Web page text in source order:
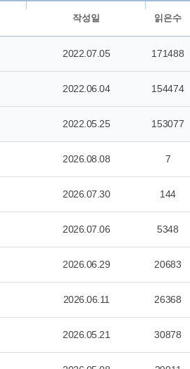
작성일 읽은수
2022.07.05 171488
2022.06.04 154474
2022.05.25 153077
2026.08.08 7
2026.07.30 144
2026.07.06 5348
2026.06.29 20683
2026.06.11 26368
2026.05.21 30878